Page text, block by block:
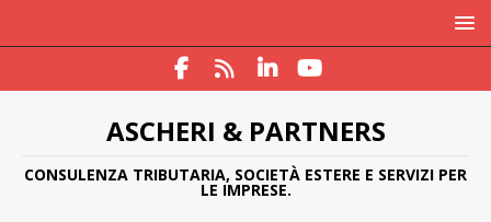
ASCHERI & PARTNERS
CONSULENZA TRIBUTARIA, SOCIETÀ ESTERE E SERVIZI PER
LE IMPRESE.